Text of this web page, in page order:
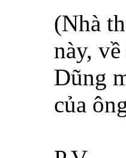
(Nhà
này,
Dũng
của